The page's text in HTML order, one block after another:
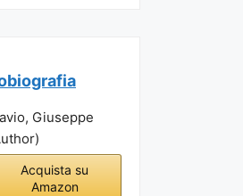
Giuseppe
Acquista su
Amazon